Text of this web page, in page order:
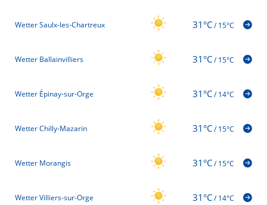
Wetter Saulx-les-Chartreux 31°C/15°C
Wetter Ballainvilliers 31°C/15°C
Wetter Épinay-sur-Orge 31°C/14°C
Wetter Chilly-Mazarin 31°C/15°C
Wetter Morangis 31°C/15°C
Wetter Villiers-sur-Orge 31°C/14°C